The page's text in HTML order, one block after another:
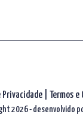
| Termos e
2026 - desenvolvido